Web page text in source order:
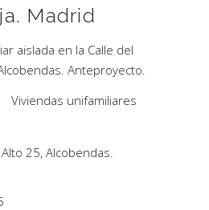
Madrid
aislada en la Calle del
Anteproyecto.
Viviendas unifamiliares
25, Alcobendas.